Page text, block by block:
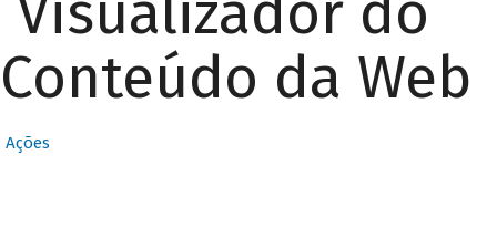
Conteúdo da Web
Ações